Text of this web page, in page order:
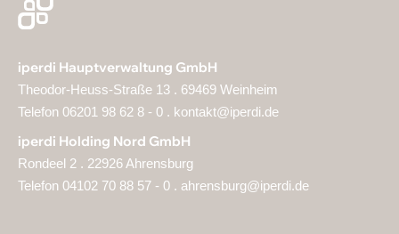
iperdi Hauptverwaltung GmbH
Theodor-Heuss-Straße 13 . 69469 Weinheim
Telefon 06201 98 62 8 - 0 . kontakt@iperdi.de
iperdi Holding Nord GmbH
Rondeel 2 . 22926 Ahrensburg
Telefon 04102 70 88 57 - 0 . ahrensburg@iperdi.de